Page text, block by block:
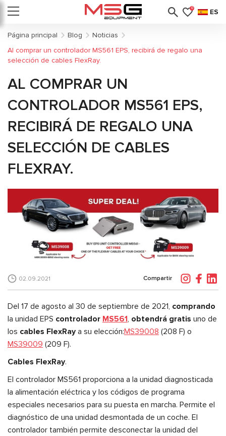
0 ES
Página principal Blog
Noticias
Al comprar un controlador MS561 EPS, recibirá de regalo una
selección de cables FlexRay.
AL COMPRAR UN
CONTROLADOR MS561 EPS,
RECIBIRÁ DE REGALO UNA
SELECCIÓN DE CABLES
FLEXRAY.
02.09.2021 Compartir
Del 17 de agosto al 30 de septiembre de 2021, comprando
la unidad EPS controlador MS561, obtendrá gratis uno de
los cables FlexRaya su elección:MS39008 (208 F) o
MS39009 (209 F).
Cables FlexRay.
El controlador MS561 proporciona a la unidad diagnosticada
la alimentación eléctrica y los códigos de programa
especiales necesarios para su puesta en marcha. Permite el
diagnóstico de una unidad desmontada de un coche. El
controlador también permite desconectar la unidad del